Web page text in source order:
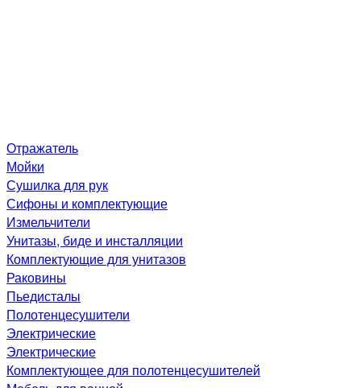
Отражатель
Мойки
Сушилка для рук
Сифоны и комплектующие
Измельчители
Унитазы, биде и инсталляции
Комплектующие для унитазов
Раковины
Пьедисталы
Полотенцесушители
Электрические
Электрические
Комплектующее для полотенцесушителей